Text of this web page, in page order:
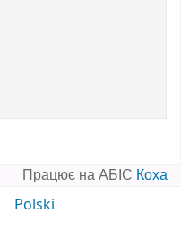
Працює на АБІС Коха
Polski